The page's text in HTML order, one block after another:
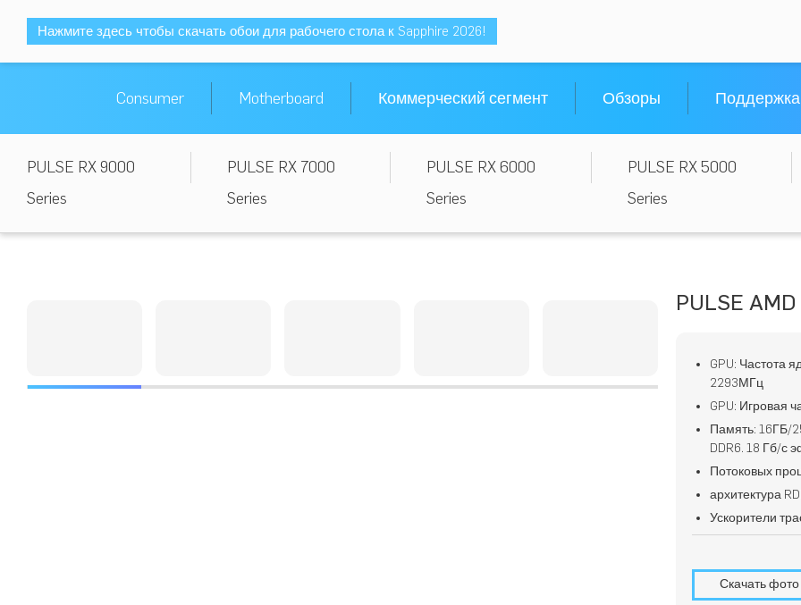
Нажмите здесь чтобы скачать обои для рабочего стола к Sapphire 2026!
Consumer Motherboard Коммерческий сегмент Обзоры Поддержка
PULSE RX 9000
Series
PULSE RX 7000
Series
PULSE RX 6000
Series
PULSE RX 5000
Series
PULSE
GPU: Частота
2293МГц
GPU: Игровая
Память: 16ГБ/
DDR6. 18 Гб/с
Потоковых
архитектура
Ускорители
Скачать фото